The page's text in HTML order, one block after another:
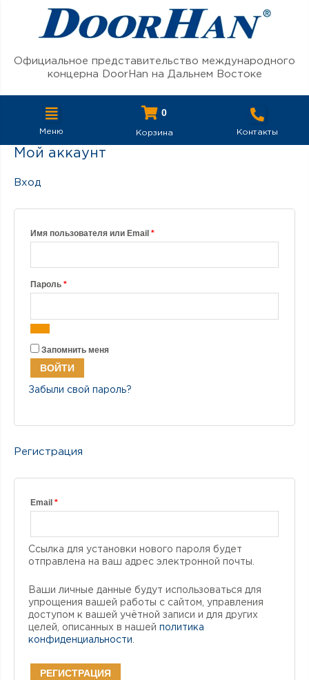
Официальное представительство международного
концерна DoorHan на Дальнем Востоке
Меню
0
Корзина Контакты
Мой аккаунт
Вход
Имя пользователя или Email *
Пароль *
Обязательно
Запомнить меня
ВОЙТИ
Забыли свой пароль?
Регистрация
Email *
Обязательно
Ссылка для установки нового пароля будет
отправлена ​​на ваш адрес электронной почты.
Ваши личные данные будут использоваться для
упрощения вашей работы с сайтом, управления
доступом к вашей учётной записи и для других
целей, описанных в нашей политика
конфиденциальности
РЕГИСТРАЦИЯ